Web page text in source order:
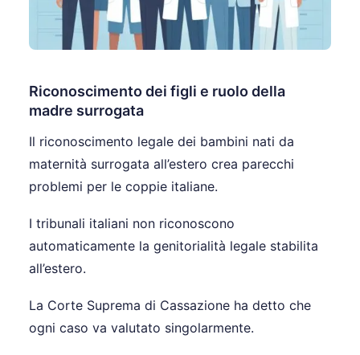
Riconoscimento dei figli e ruolo della
madre surrogata
Il riconoscimento legale dei bambini nati da
maternità surrogata all’estero crea parecchi
problemi per le coppie italiane.
I tribunali italiani non riconoscono
automaticamente la genitorialità legale stabilita
all’estero.
La Corte Suprema di Cassazione ha detto che
ogni caso va valutato singolarmente.